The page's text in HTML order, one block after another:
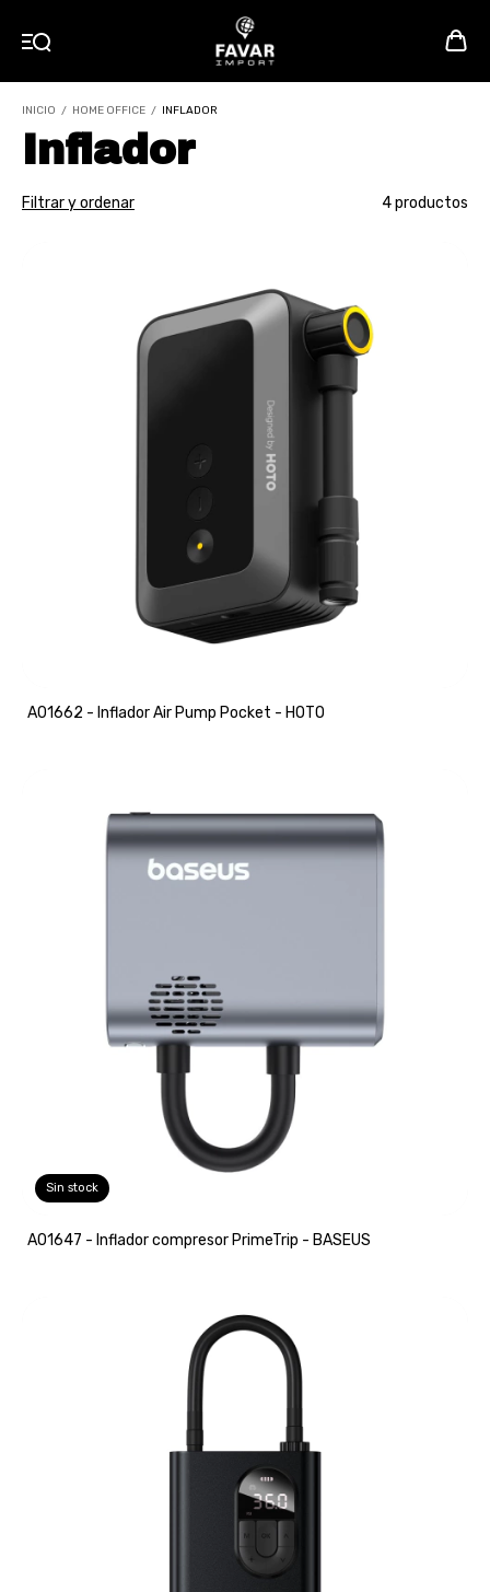
INICIO / HOME OFFICE / INFLADOR
Inflador
Filtrar y ordenar 4 productos
A01662 - Inflador Air Pump Pocket - HOTO
Sin stock
A01647 - Inflador compresor PrimeTrip - BASEUS